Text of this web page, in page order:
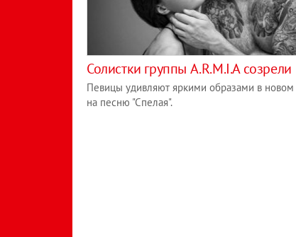
Солистки группы A.R.M.I.A созрели
Певицы удивляют яркими образами в
на песню "Спелая".